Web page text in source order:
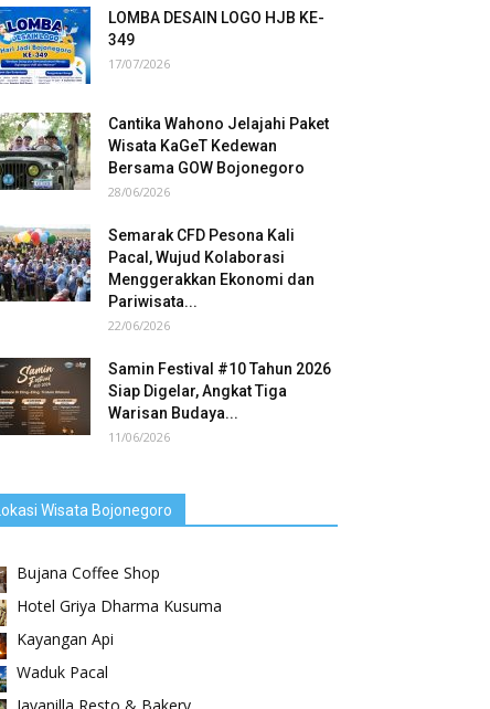
LOMBA DESAIN LOGO HJB KE-
349
17/07/2026
Cantika Wahono Jelajahi Paket
Wisata KaGeT Kedewan
Bersama GOW Bojonegoro
28/06/2026
Semarak CFD Pesona Kali
Pacal, Wujud Kolaborasi
Menggerakkan Ekonomi dan
Pariwisata...
22/06/2026
Samin Festival #10 Tahun 2026
Siap Digelar, Angkat Tiga
Warisan Budaya...
11/06/2026
Lokasi Wisata Bojonegoro
Bujana Coffee Shop
Hotel Griya Dharma Kusuma
Kayangan Api
Waduk Pacal